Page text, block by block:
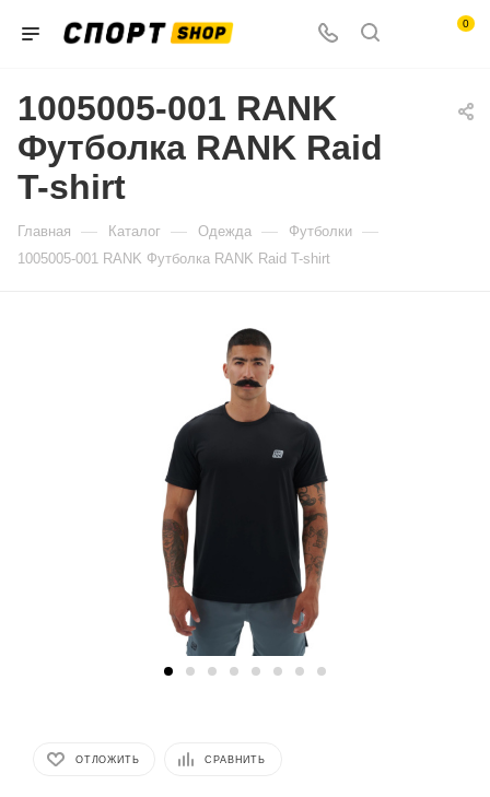
0
1005005-001 RANK
Футболка RANK Raid
T-shirt
Главная — Каталог — Одежда — Футболки —
1005005-001 RANK Футболка RANK Raid T-shirt
ОТЛОЖИТЬ СРАВНИТЬ